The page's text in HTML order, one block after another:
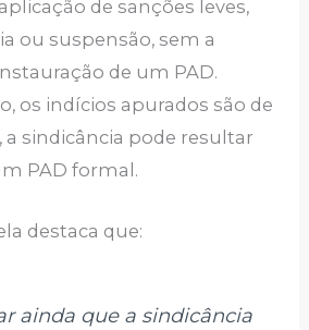
de sanções leves,
ou suspensão, sem a
de um PAD.
os indícios apurados são de
a sindicância pode resultar
PAD formal.
destaca que:
ainda que a sindicância